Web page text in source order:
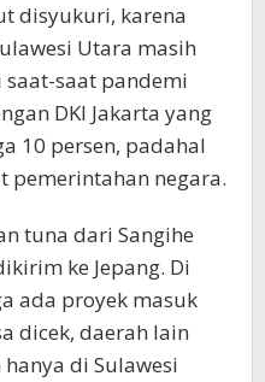
disyukuri, karena
Utara masih
saat pandemi
DKI Jakarta yang
10 persen, padahal
pemerintahan negara.
tuna dari Sangihe
ke Jepang. Di
ada proyek masuk
dicek, daerah lain
di Sulawesi